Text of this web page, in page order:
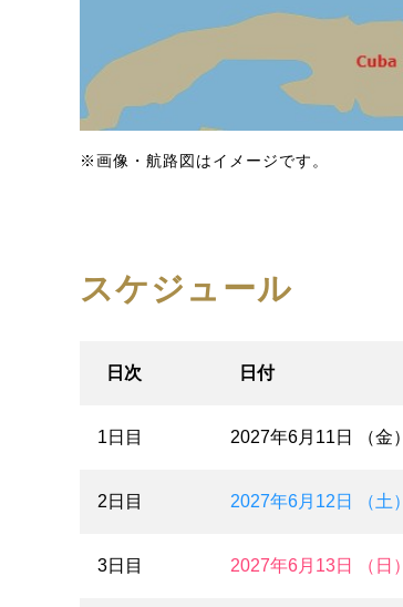
※画像・航路図はイメージです。
スケジュール
日次 日付
1日目 2027年6月11日 （金）
2日目 2027年6月12日 （土）
3日目 2027年6月13日 （日）